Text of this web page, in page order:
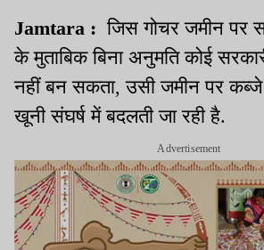
Jamtara :जिस गोचर जमीन पर
के मुताबिक बिना अनुमति कोई
नहीं बन सकता, उसी जमीन पर
खूनी संघर्ष में बदलती जा रही है.
Advertisement